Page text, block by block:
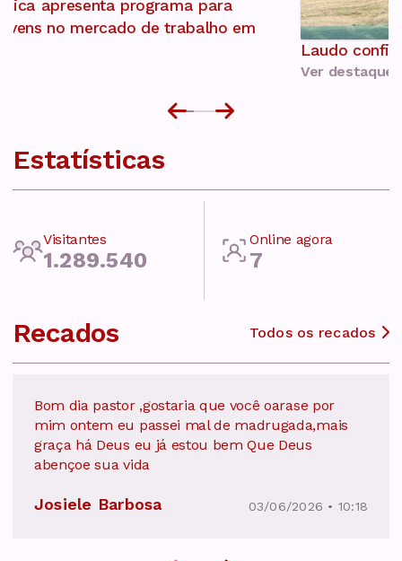
Laudo confirma interdição temporária de ponte
Estatísticas
Visitantes
1.289.540
Online agora
7
Recados Todos os recados
Josiele Barbosa 03/06/2026 • 10:18
Bom dia pastor ,gostaria que você oarase por
mim ontem eu passei mal de madrugada,mais
graça há Deus eu já estou bem Que Deus
abençoe sua vida